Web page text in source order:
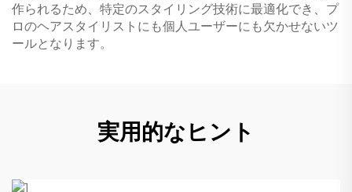
作られるため、特定のスタイリング技術に最適化でき、プ
ロのヘアスタイリストにも個人ユーザーにも欠かせないツ
ールとなります。
実用的なヒント